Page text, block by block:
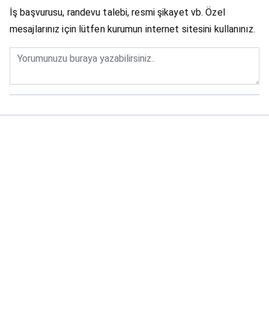
İş başvurusu, randevu talebi, resmi şikayet vb. Özel
mesajlarınız için lütfen kurumun internet sitesini kullanınız.